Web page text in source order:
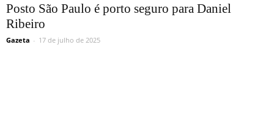
Posto São Paulo é porto seguro para Daniel
Ribeiro
Gazeta - 17 de julho de 2025